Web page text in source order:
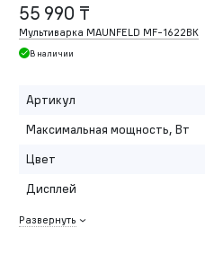
55 990 ₸
Мультиварка MAUNFELD MF-1622BK
В наличии
Артикул
Максимальная мощность, Вт
Цвет
Дисплей
Развернуть